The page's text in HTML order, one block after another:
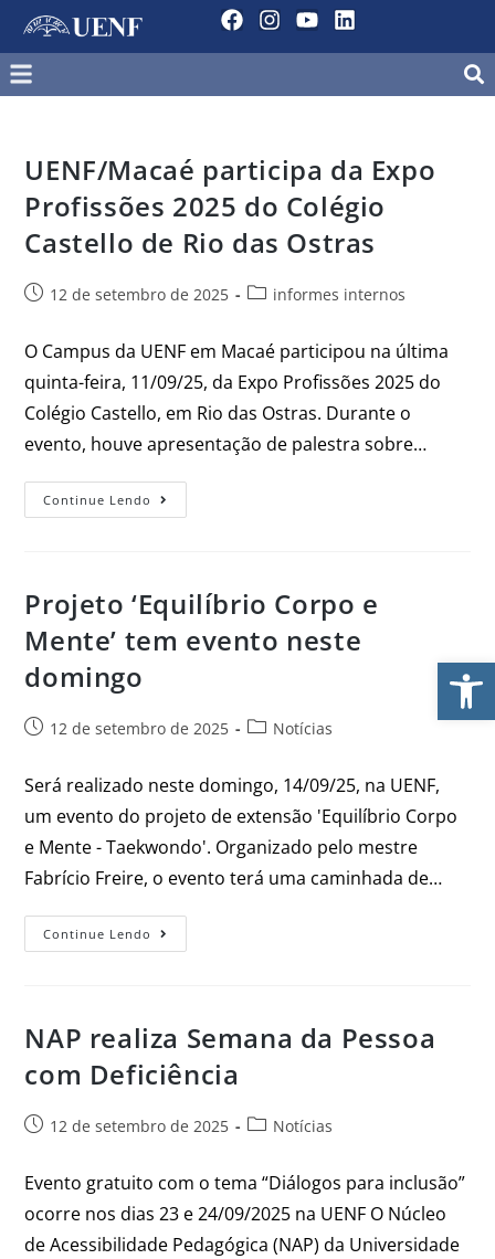
UENF/Macaé participa da Expo
Profissões 2025 do Colégio
Castello de Rio das Ostras
12 de setembro de 2025 informes internos
O Campus da UENF em Macaé participou na última
quinta-feira, 11/09/25, da Expo Profissões 2025 do
Colégio Castello, em Rio das Ostras. Durante o
evento, houve apresentação de palestra sobre…
Continue Lendo
Projeto ‘Equilíbrio Corpo e
Mente’ tem evento neste
domingo
12 de setembro de 2025 Notícias
Será realizado neste domingo, 14/09/25, na UENF,
um evento do projeto de extensão 'Equilíbrio Corpo
e Mente - Taekwondo'. Organizado pelo mestre
Fabrício Freire, o evento terá uma caminhada de…
Continue Lendo
NAP realiza Semana da Pessoa
com Deficiência
12 de setembro de 2025 Notícias
Evento gratuito com o tema “Diálogos para inclusão”
ocorre nos dias 23 e 24/09/2025 na UENF O Núcleo
de Acessibilidade Pedagógica (NAP) da Universidade